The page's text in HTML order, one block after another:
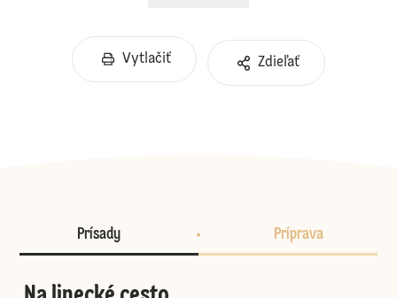
Vytlačiť Zdieľať
Prísady Príprava